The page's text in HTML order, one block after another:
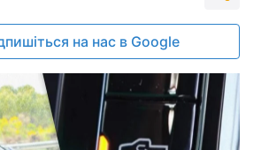
на нас в Google